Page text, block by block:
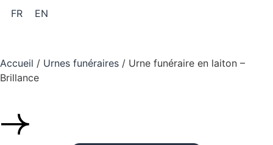
FR EN
Accueil / Urnes funéraires / Urne funéraire en laiton –
Brillance